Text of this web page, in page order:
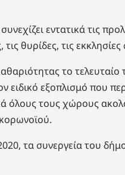
εντατικά τις
τις θυρίδες, τις
το
ειδικό εξοπλισμό που
όλους τους χώρους
τα συνεργεία του